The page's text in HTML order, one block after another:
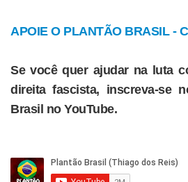
APOIE O PLANTÃO BRASIL -
Se você quer ajudar na luta
direita fascista, inscreva-se
Brasil no YouTube.